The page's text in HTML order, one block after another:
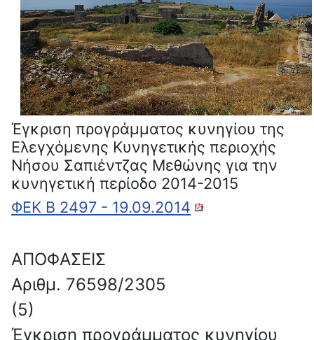
Έγκριση προγράμματος κυνηγίου της
Ελεγχόμενης Κυνηγετικής περιοχής
Νήσου Σαπιέντζας Μεθώνης για την
κυνηγετική περίοδο 2014-2015
ΦΕΚ Β 2497 - 19.09.2014
ΑΠΟΦΑΣΕΙΣ
Αριθμ. 76598/2305
(5)
Έγκριση προγράμματος κυνηγίου